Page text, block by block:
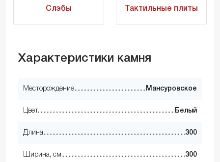
Слэбы Тактильные плиты
Характеристики камня
Месторождение Мансуровское
Цвет Белый
Длина 300
Ширина, см 300